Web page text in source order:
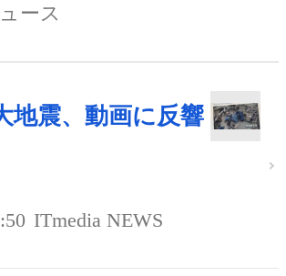
ース
地震、動画に反響
ITmedia NEWS